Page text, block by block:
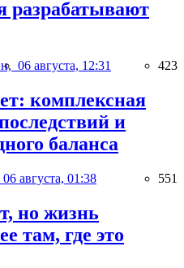
разрабатывают
06 августа, 12:31 423
комплексная
и
баланса
06 августа, 01:38 551
но жизнь
там, где это